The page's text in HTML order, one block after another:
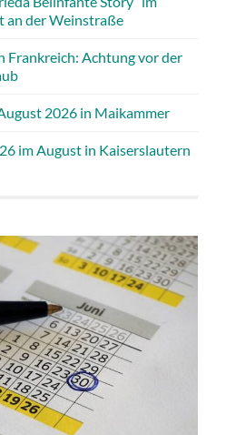
an der Weinstraße
Frankreich: Achtung vor der
2026 in Maikammer
im August in Kaiserslautern